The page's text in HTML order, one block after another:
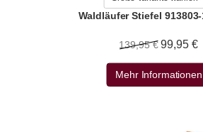
Waldläufer Stiefel
139,95 € 99,95 €
Mehr Informationen